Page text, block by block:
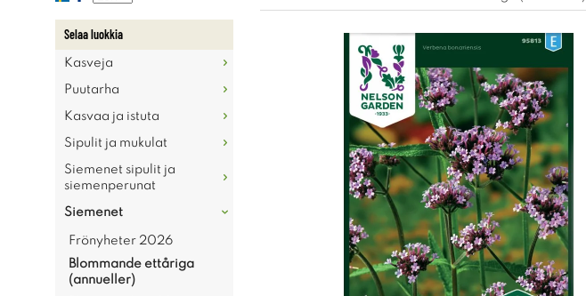
Selaa luokkia
Kasveja
Puutarha
Kasvaa ja istuta
Sipulit ja mukulat
Siemenet sipulit ja
siemenperunat
Siemenet
Frönyheter 2026
Blommande ettåriga
(annueller)